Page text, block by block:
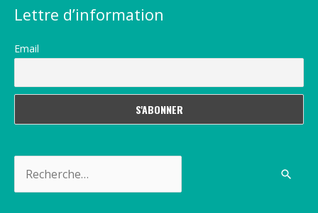
Lettre d’information
Email